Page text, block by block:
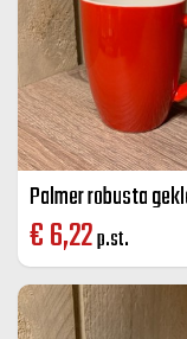
€6,22p.st.